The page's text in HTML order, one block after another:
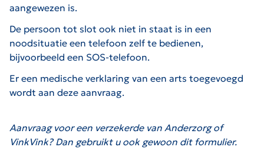
aangewezen is.
De persoon tot slot ook niet in staat is in een
noodsituatie een telefoon zelf te bedienen,
bijvoorbeeld een SOS-telefoon.
Er een medische verklaring van een arts toegevoegd
wordt aan deze aanvraag.
Aanvraag voor een verzekerde van Anderzorg of
VinkVink? Dan gebruikt u ook gewoon dit formulier.